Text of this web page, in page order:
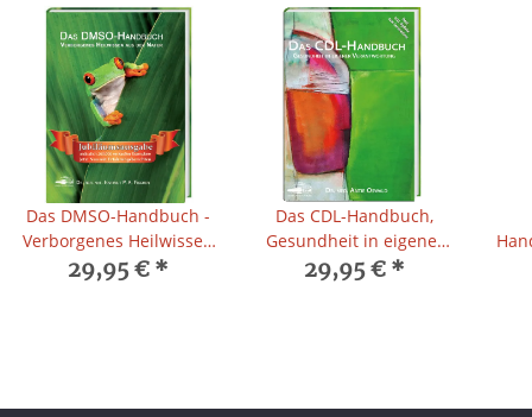
Das DMSO-Handbuch -
Verborgenes Heilwissen
aus der Natur
29,95 € *
Das CDL-Handbuch,
Gesundheit in eigener
Verantwortung, 9.
29,95 € *